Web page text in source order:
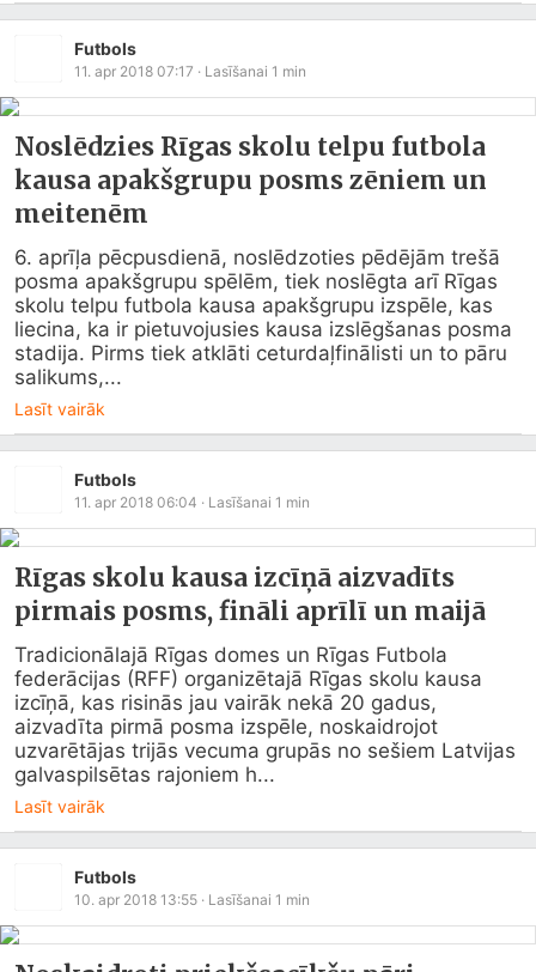
Futbols
11. apr 2018 07:17 · Lasīšanai 1 min
Noslēdzies Rīgas skolu telpu futbola
kausa apakšgrupu posms zēniem un
meitenēm
6. aprīļa pēcpusdienā, noslēdzoties pēdējām trešā
posma apakšgrupu spēlēm, tiek noslēgta arī Rīgas
skolu telpu futbola kausa apakšgrupu izspēle, kas
liecina, ka ir pietuvojusies kausa izslēgšanas posma
stadija. Pirms tiek atklāti ceturdaļfinālisti un to pāru
salikums,...
Lasīt vairāk
Futbols
11. apr 2018 06:04 · Lasīšanai 1 min
Rīgas skolu kausa izcīņā aizvadīts
pirmais posms, fināli aprīlī un maijā
Tradicionālajā Rīgas domes un Rīgas Futbola
federācijas (RFF) organizētajā Rīgas skolu kausa
izcīņā, kas risinās jau vairāk nekā 20 gadus,
aizvadīta pirmā posma izspēle, noskaidrojot
uzvarētājas trijās vecuma grupās no sešiem Latvijas
galvaspilsētas rajoniem h...
Lasīt vairāk
Futbols
10. apr 2018 13:55 · Lasīšanai 1 min